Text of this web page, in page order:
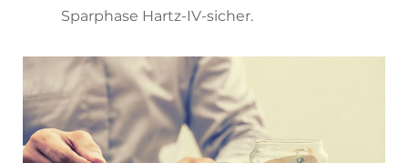
Sparphase Hartz-IV-sicher.